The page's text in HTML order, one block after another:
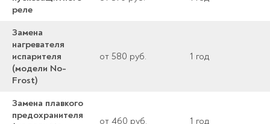
реле
Замена
нагревателя
испарителя
(модели No-
Frost)
от 580 руб. 1 год
Замена плавкого
предохранителя
от 460 руб. 1 год